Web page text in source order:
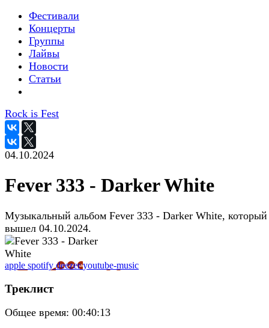
Фестивали
Концерты
Группы
Лайвы
Новости
Статьи
Rock is Fest
04.10.2024
Fever 333 - Darker White
Музыкальный альбом Fever 333 - Darker White, который
вышел 04.10.2024.
apple spotifydeezeryoutube-music
Треклист
Общее время: 00:40:13